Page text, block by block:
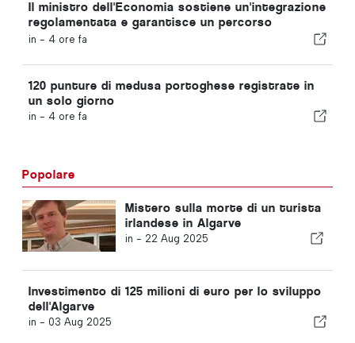
Il ministro dell'Economia sostiene un'integrazione
regolamentata e garantisce un percorso
accelerato per gli immigrati
in - 4 ore fa
120 punture di medusa portoghese registrate in
un solo giorno
in - 4 ore fa
Popolare
Mistero sulla morte di un turista
irlandese in Algarve
in - 22 Aug 2025
Investimento di 125 milioni di euro per lo sviluppo
dell'Algarve
in - 03 Aug 2025